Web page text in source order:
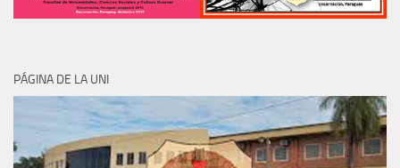
PÁGINA DE LA UNI